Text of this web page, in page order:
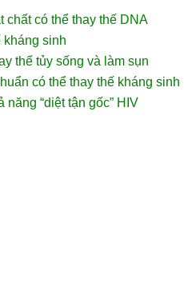
có thể thay thế DNA
kháng sinh
thế tủy sống và làm sụn
có thể thay thế kháng sinh
“diệt tận gốc” HIV